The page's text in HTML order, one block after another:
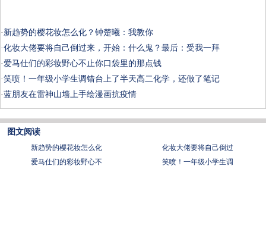
· 新趋势的樱花妆怎么化？钟楚曦：我教你
·化妆大佬要将自己倒过来，开始：什么鬼？最后：受我一拜
·爱马仕们的彩妆野心不止你口袋里的那点钱
·笑喷！一年级小学生调错台上了半天高二化学，还做了笔记
·蓝朋友在雷神山墙上手绘漫画抗疫情
图文阅读
新趋势的樱花妆怎么化
化妆大佬要将自己倒过
爱马仕们的彩妆野心不
笑喷！一年级小学生调